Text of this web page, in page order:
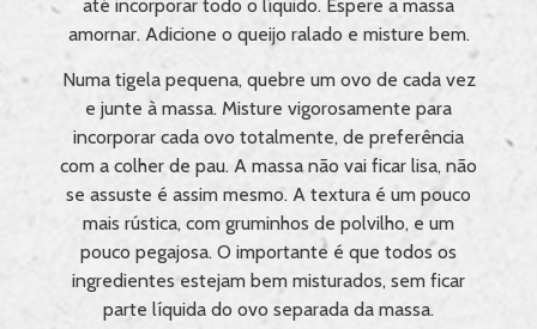
até incorporar todo o líquido. Espere a massa
amornar. Adicione o queijo ralado e misture bem.
Numa tigela pequena, quebre um ovo de cada vez
e junte à massa. Misture vigorosamente para
incorporar cada ovo totalmente, de preferência
com a colher de pau. A massa não vai ficar lisa, não
se assuste é assim mesmo. A textura é um pouco
mais rústica, com gruminhos de polvilho, e um
pouco pegajosa. O importante é que todos os
ingredientes estejam bem misturados, sem ficar
parte líquida do ovo separada da massa.